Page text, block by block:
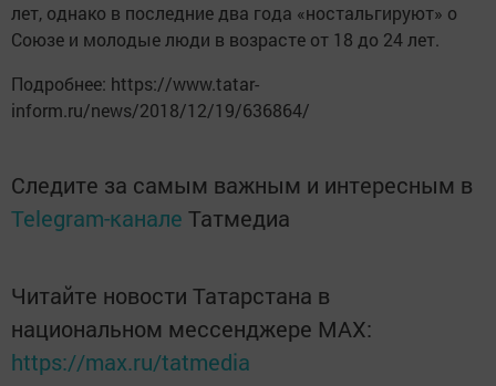
лет, однако в последние два года «ностальгируют» о
Союзе и молодые люди в возрасте от 18 до 24 лет.
Подробнее: https://www.tatar-
inform.ru/news/2018/12/19/636864/
Следите за самым важным и интересным в
Telegram-канале Татмедиа
Читайте новости Татарстана в
национальном мессенджере MАХ:
https://max.ru/tatmedia